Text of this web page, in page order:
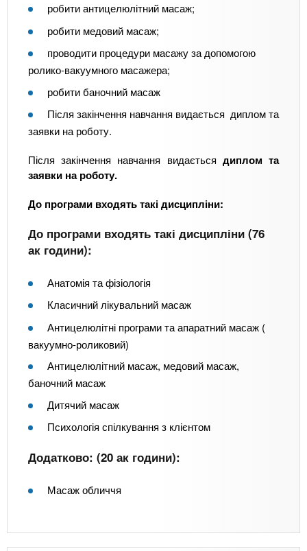
робити антицелюлітний масаж;
робити медовий масаж;
проводити процедури масажу за допомогою
ролико-вакуумного масажера;
робити баночний масаж
Після закінчення навчання видається диплом та
заявки на роботу.
Після закінчення навчання видається диплом та
заявки на роботу.
До програми входять такі дисципліни:
До програми входять такі дисципліни (76
ак години):
Анатомія та фізіологія
Класичний лікувальний масаж
Антицелюлітні програми та апаратний масаж (
вакуумно-роликовий)
Антицелюлітний масаж, медовий масаж,
баночний масаж
Дитячий масаж
Психологія спілкування з клієнтом
Додатково: (20 ак години):
Масаж обличчя